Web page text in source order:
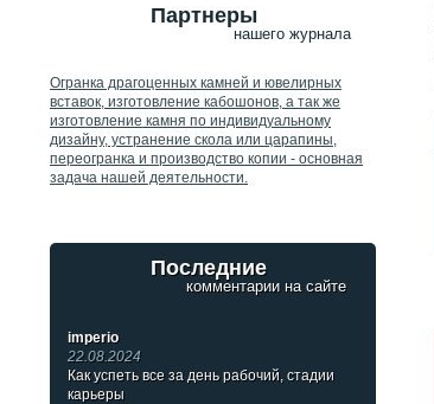
Партнеры
нашего журнала
Огранка драгоценных камней и ювелирных
вставок, изготовление кабошонов, а так же
изготовление камня по индивидуальному
дизайну, устранение скола или царапины,
переогранка и производство копии - основная
задача нашей деятельности.
Последние
комментарии на сайте
imperio
22.08.2024
Как успеть все за день рабочий, стадии
карьеры